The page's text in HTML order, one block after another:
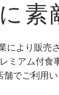
素
により販売
ミアム付食
舗でご利用い